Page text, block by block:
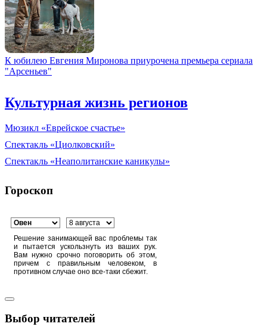
К юбилею Евгения Миронова приурочена премьера сериала
"Арсеньев"
Культурная жизнь регионов
Мюзикл «Еврейское счастье»
Спектакль «Циолковский»
Спектакль «Неаполитанские каникулы»
Гороскоп
Решение занимающей вас проблемы так
и пытается ускользнуть из ваших рук.
Вам нужно срочно поговорить об этом,
причем с правильным человеком, в
противном случае оно все-таки сбежит.
Выбор читателей